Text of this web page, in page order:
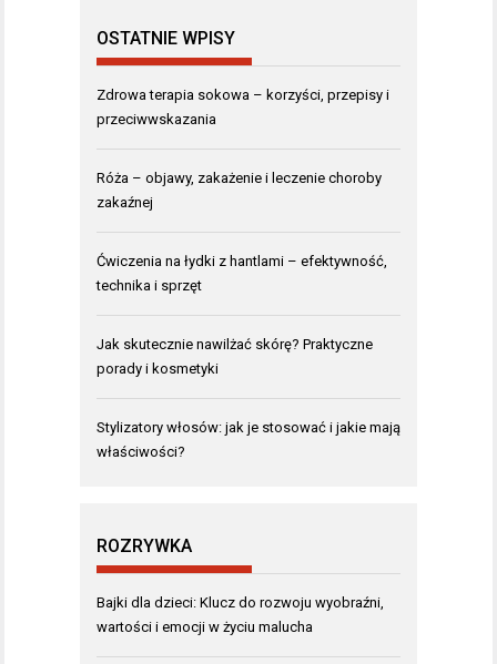
OSTATNIE WPISY
Zdrowa terapia sokowa – korzyści, przepisy i
przeciwwskazania
Róża – objawy, zakażenie i leczenie choroby
zakaźnej
Ćwiczenia na łydki z hantlami – efektywność,
technika i sprzęt
Jak skutecznie nawilżać skórę? Praktyczne
porady i kosmetyki
Stylizatory włosów: jak je stosować i jakie mają
właściwości?
ROZRYWKA
Bajki dla dzieci: Klucz do rozwoju wyobraźni,
wartości i emocji w życiu malucha